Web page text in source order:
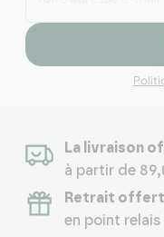
La livraison
à partir de
Retrait offert
en point relais